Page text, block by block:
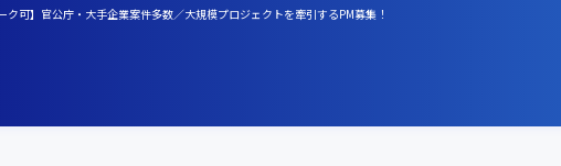
可】官公庁・大手企業案件多数／大規模プロジェクトを牽引するPM募集！